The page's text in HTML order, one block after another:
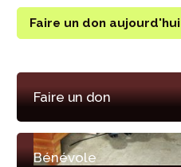
Faire un don aujourd'hui
Faire un don
Bénévole